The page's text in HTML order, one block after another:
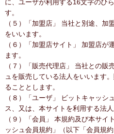
に、ユーザが利用する16文字のひ
す。
（５）「加盟店」 当社と別途、加
をいいます。
（６）「加盟店サイト」 加盟店
ます。
（７）「販売代理店」 当社との販
ュを販売している法人をいいます
ることとします。
（８）「ユーザ」 ビットキャッ
ス、又は、本サイトを利用する法
（９）「会員」 本規約及び本サイ
ッシュ会員規約」（以下「会員規